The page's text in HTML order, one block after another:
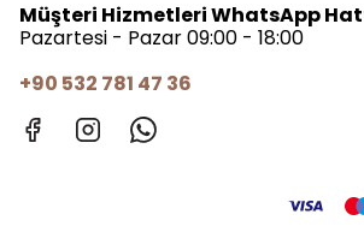
Müşteri Hizmetleri WhatsApp
Pazartesi - Pazar 09:00 - 18:00
+90 532 781 47 36